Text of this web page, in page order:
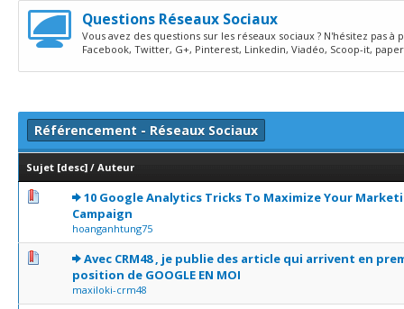
Questions Réseaux Sociaux
Vous avez des questions sur les réseaux sociaux ? N'hésitez pas
Facebook, Twitter, G+, Pinterest, Linkedin, Viadéo, Scoop-it,
Référencement - Réseaux Sociaux
Sujet [desc] / Auteur
10 Google Analytics Tricks To Maximize Your
Campaign
hoanganhtung75
0 Votes - 0 sur 5 en moyenne
12345
Avec CRM48 , je publie des article qui arrivent en
position de GOOGLE EN MOI
maxiloki-crm48
0 Votes - 0 sur 5 en moyenne
2345